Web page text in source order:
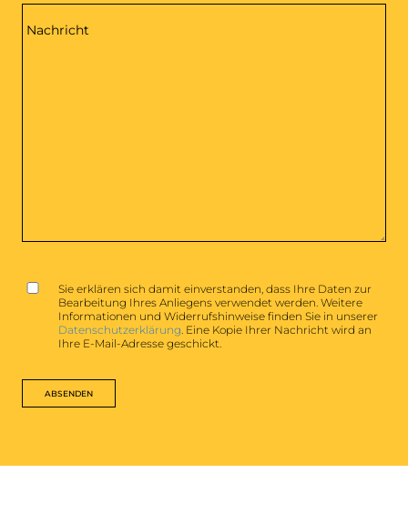
Sie erklären sich damit einverstanden, dass Ihre Daten zur
Bearbeitung Ihres Anliegens verwendet werden. Weitere
Informationen und Widerrufshinweise finden Sie in unserer
Datenschutzerklärung. Eine Kopie Ihrer Nachricht wird an
Ihre E-Mail-Adresse geschickt.
ABSENDEN